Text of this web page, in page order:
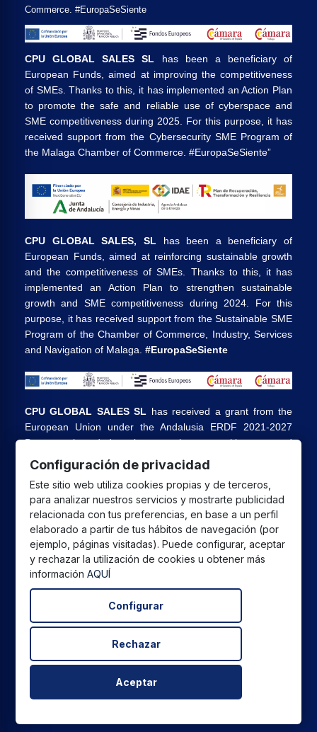
Commerce. #EuropaSeSiente
CPU GLOBAL SALES SL has been a beneficiary of
European Funds, aimed at improving the competitiveness
of SMEs. Thanks to this, it has implemented an Action Plan
to promote the safe and reliable use of cyberspace and
SME competitiveness during 2025. For this purpose, it has
received support from the Cybersecurity SME Program of
the Malaga Chamber of Commerce. #EuropaSeSiente”
CPU GLOBAL SALES, SL
has been a beneficiary of
European Funds, aimed at reinforcing sustainable growth
and the competitiveness of SMEs. Thanks to this, it has
implemented an Action Plan to strengthen sustainable
growth and SME competitiveness during 2024. For this
purpose, it has received support from the Sustainable SME
Program of the Chamber of Commerce, Industry, Services
and Navigation of Malaga. #EuropaSeSiente
CPU GLOBAL SALES SL has received a grant from the
European Union under the Andalusia ERDF 2021-2027
Program, intended to improve the competitiveness and
digitalization of the commercial and artisan sector in
Andalusia, whose main objective is the execution of
projects to promote the growth and consolidation of
commercial and artisan SMEs.
All prices are in euros and include VAT. | All brands, logos,
and product photos are the legal property of their
respective owners and are displayed for informational
purposes only.
Copyright © 2026CPU Global Sales SL
reserved.
Configuración de privacidad
Este sitio web utiliza cookies propias y de terceros,
para analizar nuestros servicios y mostrarte publicidad
relacionada con tus preferencias, en base a un perfil
elaborado a partir de tus hábitos de navegación (por
ejemplo, páginas visitadas). Puede configurar, aceptar
y rechazar la utilización de cookies u obtener más
informaciónAQUÍ
Configurar
Rechazar
Aceptar